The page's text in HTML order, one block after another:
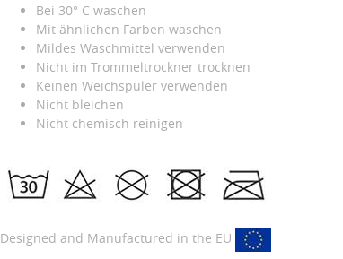
Bei 30° C waschen
Mit ähnlichen Farben waschen
Mildes Waschmittel verwenden
Nicht im Trommeltrockner trocknen
Keinen Weichspüler verwenden
Nicht bleichen
Nicht chemisch reinigen
Designed and Manufactured in the EU